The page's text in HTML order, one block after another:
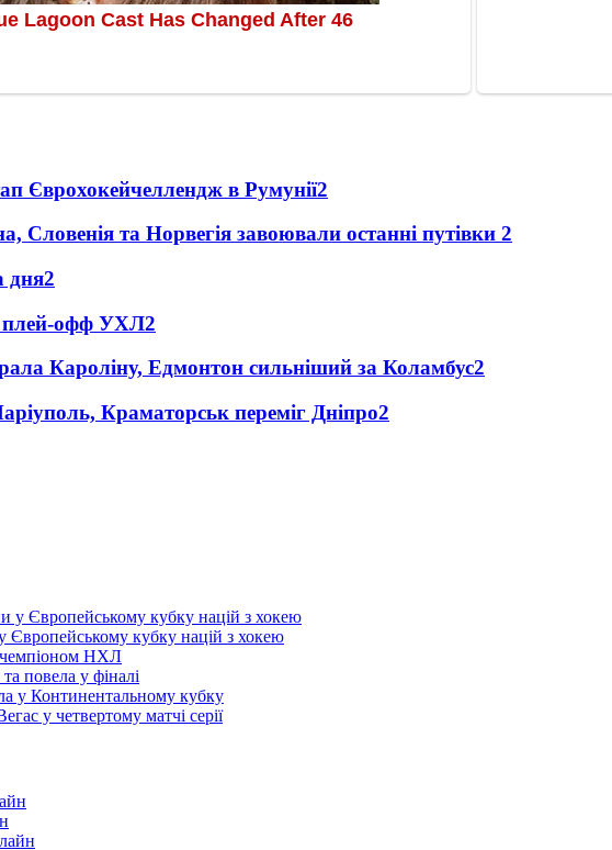
Єврохокейчеллендж в Румунії2
Словенія та Норвегія завоювали останні путівки 2
дня2
плей-офф УХЛ2
Кароліну, Едмонтон сильніший за Коламбус2
Краматорськ переміг Дніпро2
Європейському кубку націй з хокею
чемпіоном НХЛ
повела у фіналі
у Континентальному кубку
у четвертому матчі серії